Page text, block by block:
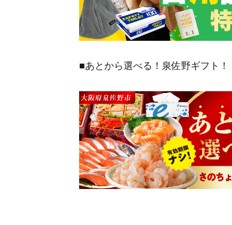
■あとから選べる！泉佐野ギフト！